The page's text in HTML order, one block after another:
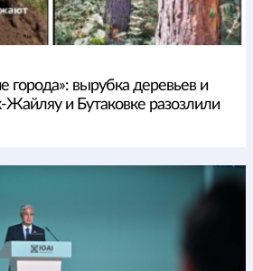
города»: вырубка деревьев и
Жайляу и Бутаковке разозлили